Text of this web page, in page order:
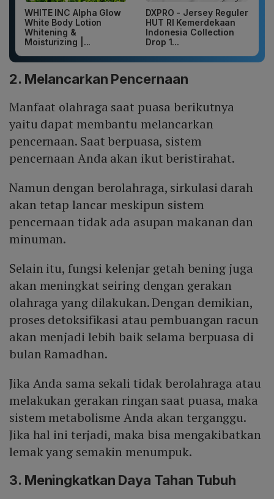
WHITE INC Alpha Glow
White Body Lotion
Whitening &
Moisturizing |...
DXPRO - Jersey Reguler
HUT RI Kemerdekaan
Indonesia Collection
Drop 1...
2. Melancarkan Pencernaan
Manfaat olahraga saat puasa berikutnya
yaitu dapat membantu melancarkan
pencernaan. Saat berpuasa, sistem
pencernaan Anda akan ikut beristirahat.
Namun dengan berolahraga, sirkulasi darah
akan tetap lancar meskipun sistem
pencernaan tidak ada asupan makanan dan
minuman.
Selain itu, fungsi kelenjar getah bening juga
akan meningkat seiring dengan gerakan
olahraga yang dilakukan. Dengan demikian,
proses detoksifikasi atau pembuangan racun
akan menjadi lebih baik selama berpuasa di
bulan Ramadhan.
Jika Anda sama sekali tidak berolahraga atau
melakukan gerakan ringan saat puasa, maka
sistem metabolisme Anda akan terganggu.
Jika hal ini terjadi, maka bisa mengakibatkan
lemak yang semakin menumpuk.
3. Meningkatkan Daya Tahan Tubuh